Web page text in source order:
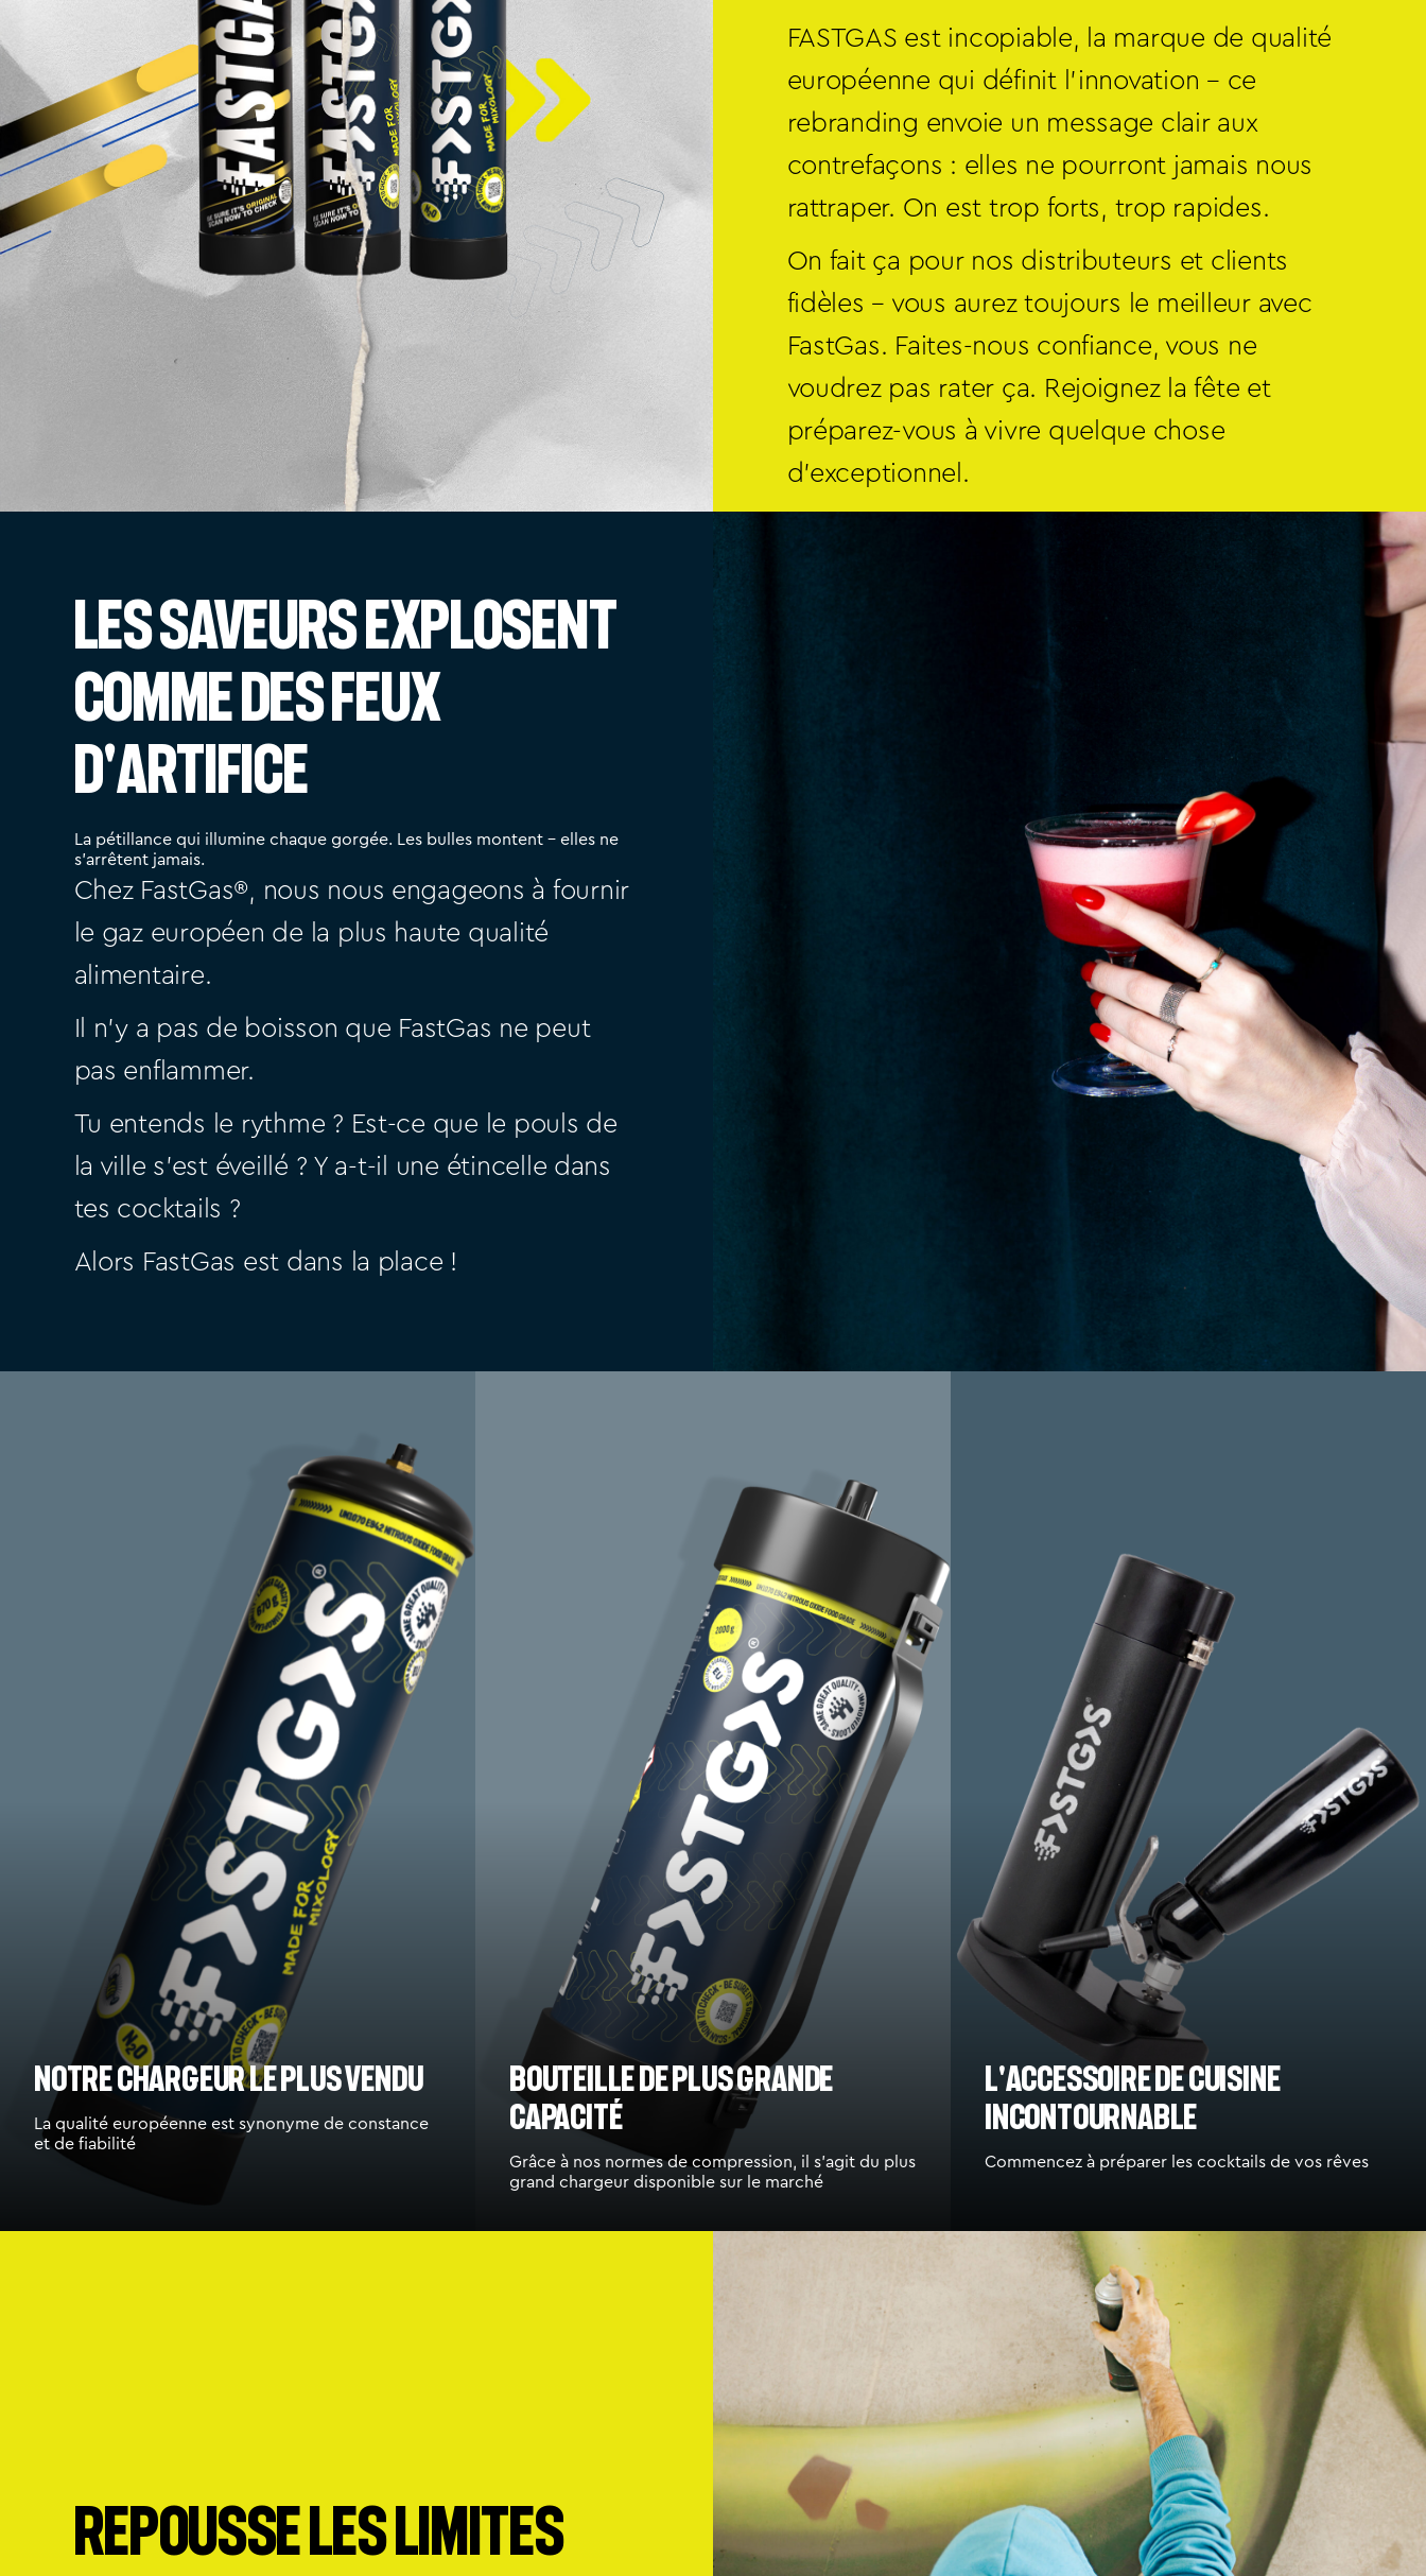
FASTGAS est incopiable, la marque de qualité
européenne qui définit l’innovation – ce
rebranding envoie un message clair aux
contrefaçons : elles ne pourront jamais nous
rattraper. On est trop forts, trop rapides.
On fait ça pour nos distributeurs et clients
fidèles – vous aurez toujours le meilleur avec
FastGas. Faites-nous confiance, vous ne
voudrez pas rater ça. Rejoignez la fête et
préparez-vous à vivre quelque chose
d’exceptionnel.
Les Saveurs Explosent
Comme des Feux
d'Artifice
La pétillance qui illumine chaque gorgée. Les bulles montent – elles ne
s’arrêtent jamais.
Chez FastGas®, nous nous engageons à fournir
le gaz européen de la plus haute qualité
alimentaire.
Il n’y a pas de boisson que FastGas ne peut
pas enflammer.
Tu entends le rythme ? Est-ce que le pouls de
la ville s’est éveillé ? Y a-t-il une étincelle dans
tes cocktails ?
Alors FastGas est dans la place !
Notre chargeur le plus vendu
La qualité européenne est synonyme de constance
et de fiabilité
Bouteille de plus grande
capacité
Grâce à nos normes de compression, il s'agit du plus
grand chargeur disponible sur le marché
L'accessoire de cuisine
incontournable
Commencez à préparer les cocktails de vos rêves
Repousse les Limites